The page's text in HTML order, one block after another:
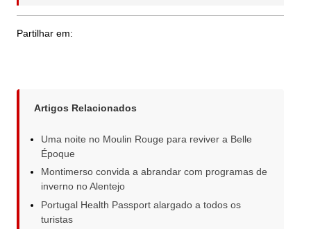
Partilhar em:
Artigos Relacionados
Uma noite no Moulin Rouge para reviver a Belle
Époque
Montimerso convida a abrandar com programas de
inverno no Alentejo
Portugal Health Passport alargado a todos os
turistas